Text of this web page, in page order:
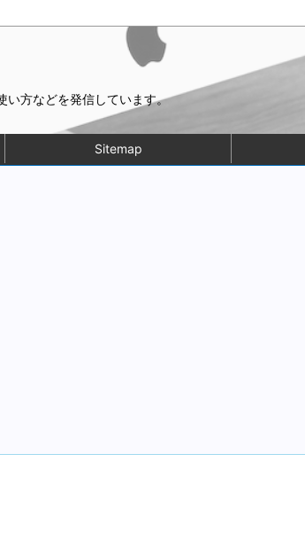
い方などを発信しています。
Sitemap